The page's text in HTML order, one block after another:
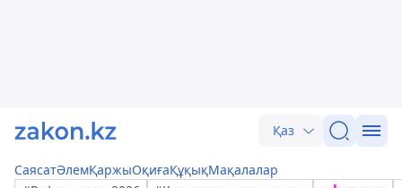
Қаз
СаясатӘлемҚаржыОқиғаҚұқықМақалалар